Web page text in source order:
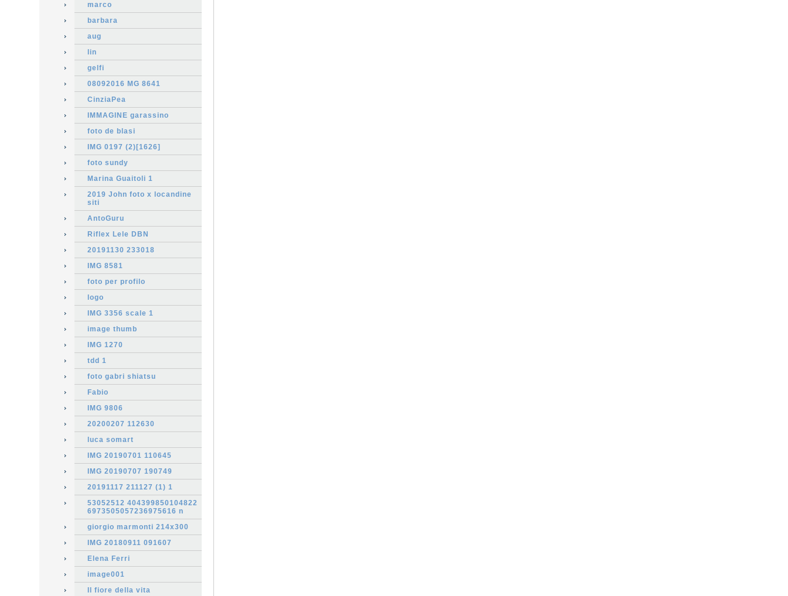
marco
barbara
aug
lin
gelfi
08092016 MG 8641
CinziaPea
IMMAGINE garassino
foto de blasi
IMG 0197 (2)[1626]
foto sundy
Marina Guaitoli 1
2019 John foto x locandine
siti
AntoGuru
Riflex Lele DBN
20191130 233018
IMG 8581
foto per profilo
logo
IMG 3356 scale 1
image thumb
IMG 1270
tdd 1
foto gabri shiatsu
Fabio
IMG 9806
20200207 112630
luca somart
IMG 20190701 110645
IMG 20190707 190749
20191117 211127 (1) 1
53052512 404399850104822
6973505057236975616 n
giorgio marmonti 214x300
IMG 20180911 091607
Elena Ferri
image001
Il fiore della vita